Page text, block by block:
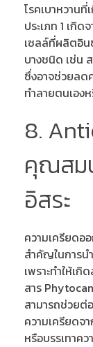
โรคเบาหวาน
ประเภท 1 เกิ
เซลล์ที่ผลิตอิ
บางชนิด เช่น
ซึ่งอาจช่วยลด
ทำลายตนเอง
8.
คุณสม
อิสระ
ความเครียดอ
สำคัญในการน
เพราะทำให้เ
สาร
สามารถช่วยต่
ความเครียดจ
หรือบรรเทาค